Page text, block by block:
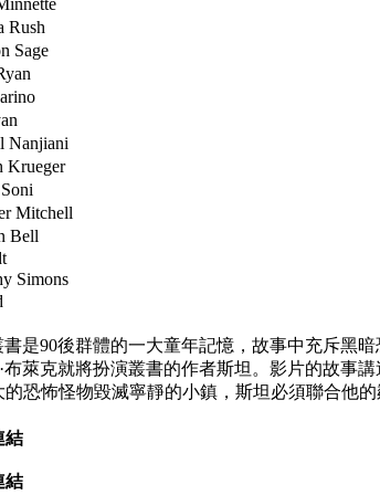
90後群體的一大童年記憶，故事中充斥黑暗
萊克就將扮演叢書的作者斯坦。影片的故事講
恐怖怪物毀滅寧靜的小鎮，斯坦必須聯合他
結
結